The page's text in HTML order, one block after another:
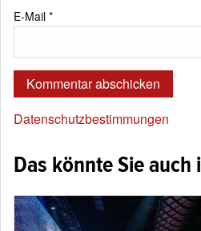
E-Mail *
Datenschutzbestimmungen
Das könnte Sie auch